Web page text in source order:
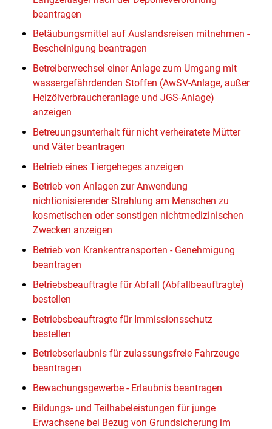
beantragen
Betäubungsmittel auf Auslandsreisen mitnehmen -
Bescheinigung beantragen
Betreiberwechsel einer Anlage zum Umgang mit
wassergefährdenden Stoffen (AwSV-Anlage, außer
Heizölverbraucheranlage und JGS-Anlage)
anzeigen
Betreuungsunterhalt für nicht verheiratete Mütter
und Väter beantragen
Betrieb eines Tiergeheges anzeigen
Betrieb von Anlagen zur Anwendung
nichtionisierender Strahlung am Menschen zu
kosmetischen oder sonstigen nichtmedizinischen
Zwecken anzeigen
Betrieb von Krankentransporten - Genehmigung
beantragen
Betriebsbeauftragte für Abfall (Abfallbeauftragte)
bestellen
Betriebsbeauftragte für Immissionsschutz
bestellen
Betriebserlaubnis für zulassungsfreie Fahrzeuge
beantragen
Bewachungsgewerbe - Erlaubnis beantragen
Bildungs- und Teilhabeleistungen für junge
Erwachsene bei Bezug von Grundsicherung im